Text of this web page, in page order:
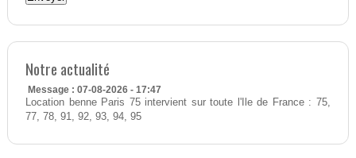
Notre actualité
Message : 07-08-2026 - 17:47
Location benne Paris 75 intervient sur toute l'Ile de France : 75,
77, 78, 91, 92, 93, 94, 95